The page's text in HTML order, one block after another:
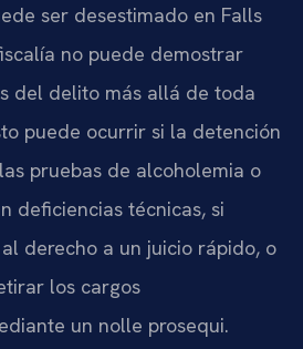
ser desestimado en Falls
no puede demostrar
del delito más allá de toda
puede ocurrir si la detención
pruebas de alcoholemia o
deficiencias técnicas, si
derecho a un juicio rápido, o
los cargos
un nolle prosequi.